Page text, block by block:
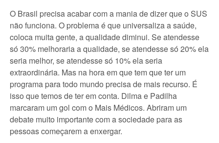
O Brasil precisa acabar com a mania de dizer que o SUS
não funciona. O problema é que universaliza a saúde,
coloca muita gente, a qualidade diminui. Se atendesse
só 30% melhoraria a qualidade, se atendesse só 20% ela
seria melhor, se atendesse só 10% ela seria
extraordinária. Mas na hora em que tem que ter um
programa para todo mundo precisa de mais recurso. É
isso que temos de ter em conta. Dilma e Padilha
marcaram um gol com o Mais Médicos. Abriram um
debate muito importante com a sociedade para as
pessoas começarem a enxergar.